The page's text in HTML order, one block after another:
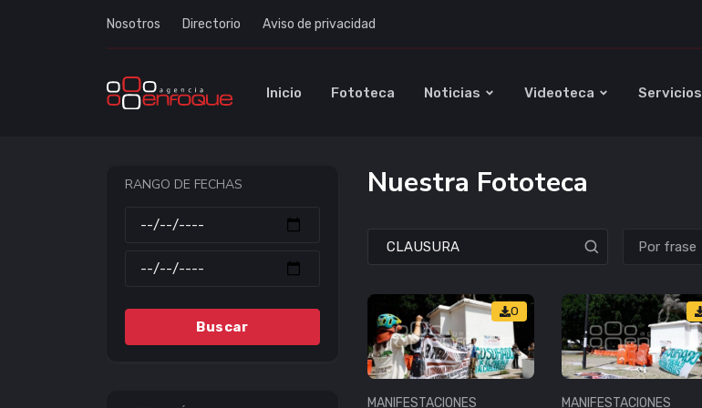
Nosotros Directorio Aviso de privacidad
Inicio Fototeca Noticias Videoteca Servicios
RANGO DE FECHAS
Buscar
Nuestra Fototeca
0
MANIFESTACIONES MANIFESTACIONES